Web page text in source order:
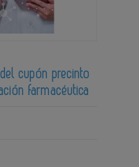
cupón precinto
farmacéutica